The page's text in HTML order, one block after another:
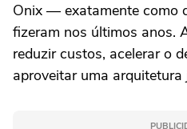
Onix — exatamente como
fizeram nos últimos anos.
reduzir custos, acelerar o
aproveitar uma